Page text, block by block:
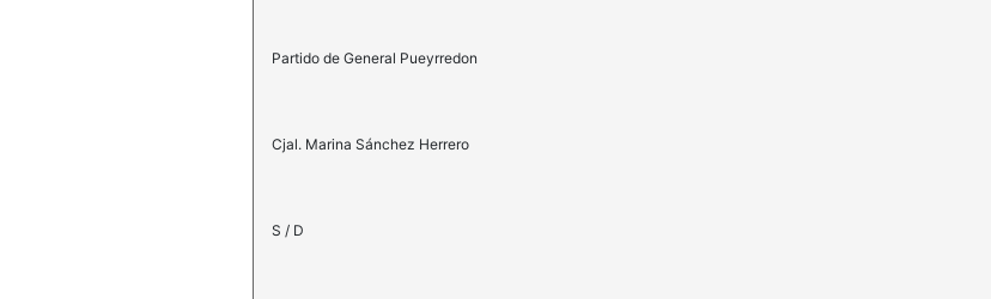
Partido de General Pueyrredon
Cjal. Marina Sánchez Herrero
S / D